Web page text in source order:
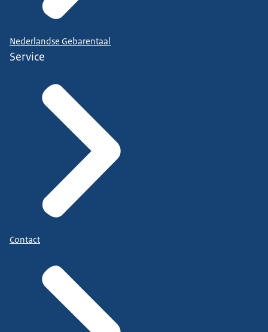
Nederlandse Gebarentaal
Service
Contact